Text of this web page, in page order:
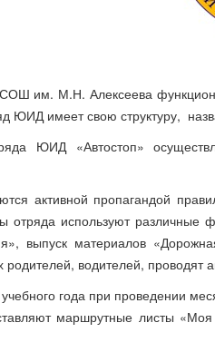
им. М.Н. Алексеева
ЮИД имеет свою структуру,
ЮИД «Автостоп»
активной пропагандой
отряда используют различные
выпуск материалов
водителей, проводят
года при проведении
маршрутные листы